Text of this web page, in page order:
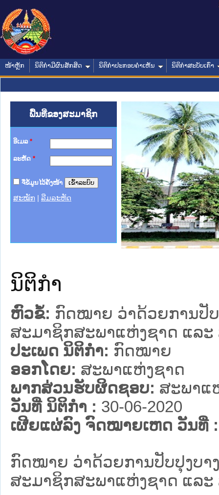
ໜ້າຫຼັກ ນິຕິກໍາມີຜົນສັກສິດ ນິຕິກໍາປະກອບຄໍາເຫັນ ນິຕິກໍາສະບັບເກົ່າ
ພື້ນທີ່ຂອງສະມາຊິກ
ອີເມລ *
ລະຫັດ *
ຈື່ຂໍ້ມູນໄວ້ຄັ້ງໜ້າ
ສະໝັກ ລືມລະຫັດ
ຊາຊົນ ພາກເໜືອ
ການ
ກາງ
ກໃຕ້
ນຕຳຫຼວດປະຊາຊົນ
ສັນຕິບານປະຊາຊົນ
ກເໜືອ
ຊາຊົນ ພາກກາງ
ນິຕິກໍາ
ຫົວຂໍ້: ກົດໝາຍ ວ່າດ້ວຍການປັ
ສະມາຊິກສະພາແຫ່ງຊາດ ແລ
ປະເພດ ນິຕິກໍາ: ກົດໝາຍ
ອອກໂດຍ: ສະພາແຫ່ງຊາດ
ພາກສ່ວນຮັບຜິດຊອບ: ສະພາແ
ວັນທີ່ ນິຕິກໍາ : 30-06-2020
ເຜີຍແຜ່ລົງ ຈົດໝາຍເຫດ ວັນທີ່ :
ກົດໝາຍ ວ່າດ້ວຍການປັບປຸງບາ
ສະມາຊິກສະພາແຫ່ງຊາດ ແລ